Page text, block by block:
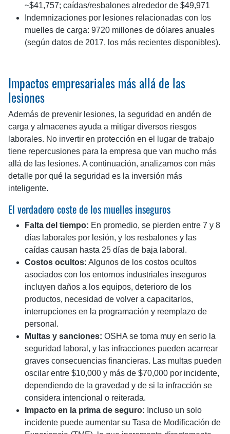
~$41,757; caídas/resbalones alrededor de $49,971
Indemnizaciones por lesiones relacionadas con los
muelles de carga: 9720 millones de dólares anuales
(según datos de 2017, los más recientes disponibles).
Impactos empresariales más allá de las
lesiones
Además de prevenir lesiones, la seguridad en andén de
carga y almacenes ayuda a mitigar diversos riesgos
laborales. No invertir en protección en el lugar de trabajo
tiene repercusiones para la empresa que van mucho más
allá de las lesiones. A continuación, analizamos con más
detalle por qué la seguridad es la inversión más
inteligente.
El verdadero coste de los muelles inseguros
Falta del tiempo: En promedio, se pierden entre 7 y 8
días laborales por lesión, y los resbalones y las
caídas causan hasta 25 días de baja laboral.
Costos ocultos: Algunos de los costos ocultos
asociados con los entornos industriales inseguros
incluyen daños a los equipos, deterioro de los
productos, necesidad de volver a capacitarlos,
interrupciones en la programación y reemplazo de
personal.
Multas y sanciones: OSHA se toma muy en serio la
seguridad laboral, y las infracciones pueden acarrear
graves consecuencias financieras. Las multas pueden
oscilar entre $10,000 y más de $70,000 por incidente,
dependiendo de la gravedad y de si la infracción se
considera intencional o reiterada.
Impacto en la prima de seguro: Incluso un solo
incidente puede aumentar su Tasa de Modificación de